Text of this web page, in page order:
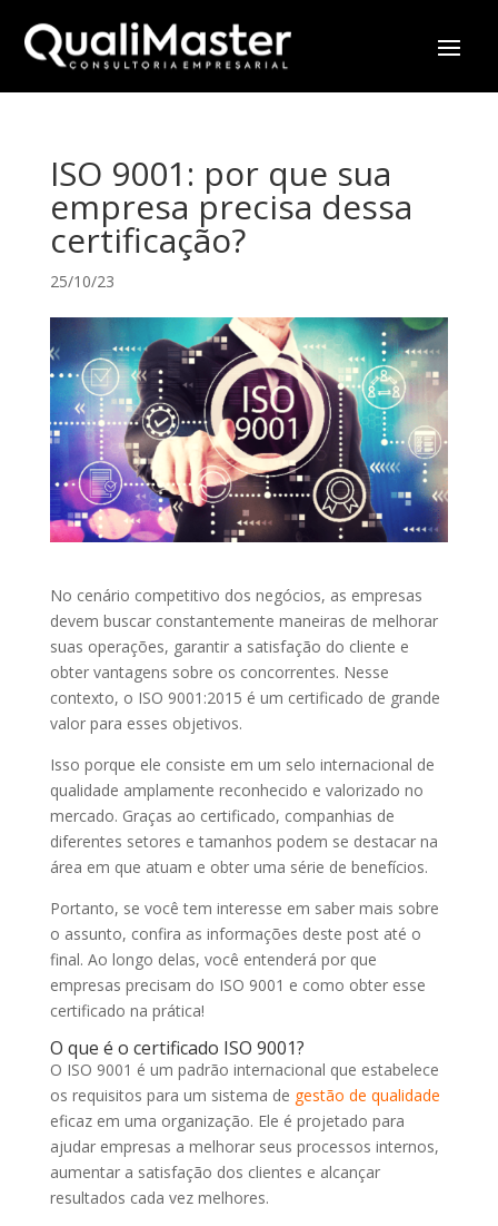
ISO 9001: por que sua
empresa precisa dessa
certificação?
25/10/23
No cenário competitivo dos negócios, as empresas
devem buscar constantemente maneiras de melhorar
suas operações, garantir a satisfação do cliente e
obter vantagens sobre os concorrentes. Nesse
contexto, o ISO 9001:2015 é um certificado de grande
valor para esses objetivos.
Isso porque ele consiste em um selo internacional de
qualidade amplamente reconhecido e valorizado no
mercado. Graças ao certificado, companhias de
diferentes setores e tamanhos podem se destacar na
área em que atuam e obter uma série de benefícios.
Portanto, se você tem interesse em saber mais sobre
o assunto, confira as informações deste post até o
final. Ao longo delas, você entenderá por que
empresas precisam do ISO 9001 e como obter esse
certificado na prática!
O que é o certificado ISO 9001?
O ISO 9001 é um padrão internacional que estabelece
os requisitos para um sistema de gestão de qualidade
eficaz em uma organização. Ele é projetado para
ajudar empresas a melhorar seus processos internos,
aumentar a satisfação dos clientes e alcançar
resultados cada vez melhores.